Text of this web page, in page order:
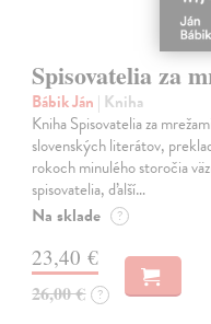
Spisovatelia za
Bábik Ján | Kniha
Kniha Spisovatelia za
slovenských literátov,
rokoch minulého storočia
spisovatelia, ďalší…
Na sklade ?
23,40 €
26,00 € ?